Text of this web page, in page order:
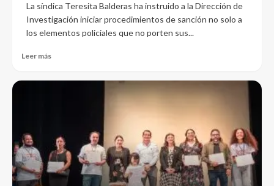
La síndica Teresita Balderas ha instruido a la Dirección de
Investigación iniciar procedimientos de sanción no solo a
los elementos policiales que no porten sus...
Leer más